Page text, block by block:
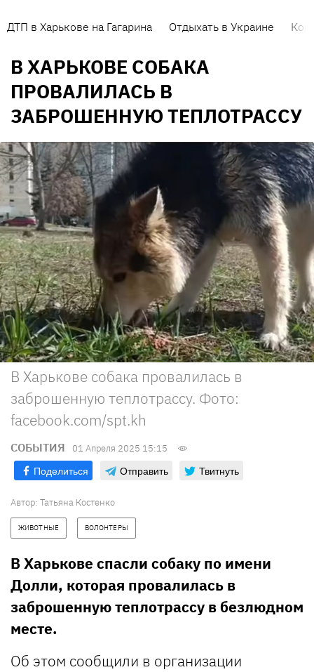
ДТП в Харькове на Гагарина Отдыхать в Украине
В ХАРЬКОВЕ СОБАКА
ПРОВАЛИЛАСЬ В
ЗАБРОШЕННУЮ ТЕПЛОТРАССУ
В Харькове собака провалилась в
заброшенную теплотрассу. Фото:
facebook.com/spt.kh
СОБЫТИЯ 01 Апреля 2025 15:15
Поделиться Отправить Твитнуть
Автор: Татьяна Костенко
ЖИВОТНЫЕ ВОЛОНТЕРЫ
В Харькове спасли собаку по имени
Долли, которая провалилась в
заброшенную теплотрассу в безлюдном
месте.
Об этом сообщили в организации